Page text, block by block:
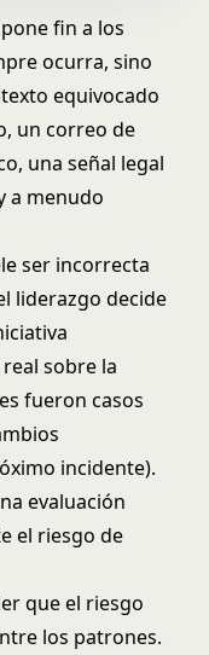
fin a los
ocurra, sino
equivocado
un correo de
una señal legal
a menudo
ser incorrecta
liderazgo decide
sobre la
fueron casos
incidente).
evaluación
el riesgo de
que el riesgo
los patrones.